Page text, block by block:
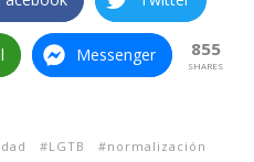
Messenger 855
SHARES
LGTB
normalización